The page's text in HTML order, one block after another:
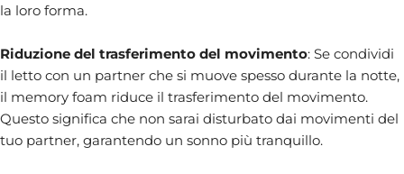
la loro forma.
Riduzione del trasferimento del movimento: Se condividi
il letto con un partner che si muove spesso durante la notte,
il memory foam riduce il trasferimento del movimento.
Questo significa che non sarai disturbato dai movimenti del
tuo partner, garantendo un sonno più tranquillo.